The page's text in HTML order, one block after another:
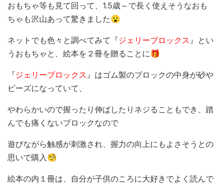
おもちゃ等も見て回って、1.5歳～で長く使えそうなおも
ちゃも沢山あって驚きました😮
ネットでも色々と調べてみて『ジェリーブロックス 』とい
うおもちゃと、絵本を２冊を贈ることに🎁
『ジェリーブロックス 』はゴム製のブロックの中身が砂や
ビーズになっていて、
やわらかいので握ったり伸ばしたりネジることもでき、踏
んでも痛くないブロックなので
遊びながら触感が刺激され、握力の向上にもよさそうとの
思いで購入🧐
絵本の内１冊は、自分が子供のころに大好きでよく読んで